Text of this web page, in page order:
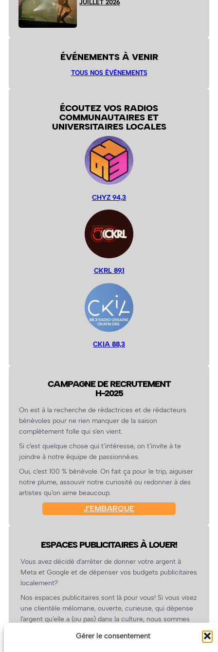
Gérer le consentement
JUILLET 2026
ÉVÉNEMENTS À VENIR
TOUS NOS ÉVÉNEMENTS
ÉCOUTEZ VOS RADIOS
COMMUNAUTAIRES ET
UNIVERSITAIRES LOCALES
CHYZ 94,3
CKRL 89,1
CKIA 88,3
CAMPAGNE DE RECRUTEMENT
H-2025
On est à la recherche de rédactrices et de rédacteurs
bénévoles pour ne rien manquer de la saison
complètement folle qui s’en vient.
Si c’est quelque chose qui t’intéresse, on t’invite à te
joindre à notre équipe de passionné.es.
Oui, c’est 100 % bénévole. On fait ça pour le trip, aiguiser
notre plume, assouvir notre curiosité ou redonner à des
artistes qu’on aime beaucoup.
J’EMBARQUE
ESPACES PUBLICITAIRES À LOUER!
Vous avez décidé d’arrêter de donner votre argent à
Meta et Google et de dépenser vos budgets publicitaires
localement?
Nos espaces publicitaires sont là pour vous! Si vous visez
une clientèle mélomane, ouverte, curieuse, qui dépense
l’argent qu’elle a (ou pas) dans la culture, nous sommes